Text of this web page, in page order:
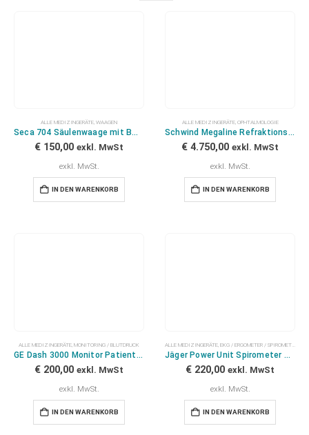
ALLE MEDIZINGERÄTE WAAGEN
Seca 704 Säulenwaage mit BMI-Rechner und Messstab
€ 150,00 exkl. MwSt
exkl. MwSt.
IN DEN WARENKORB
ALLE MEDIZINGERÄTE, OPHTALMOLOGIE
Schwind Megaline Refraktionseinheit Phoropter Möller Visutron Plus & Projektor
€ 4.750,00 exkl. MwSt
exkl. MwSt.
IN DEN WARENKORB
ALLE MEDIZINGERÄTE MONITORING / BLUTDRUCK
GE Dash 3000 Monitor Patientenmonitor
€ 200,00 exkl. MwSt
exkl. MwSt.
IN DEN WARENKORB
ALLE MEDIZINGERÄTE EKG / ERGOMETER / SPIROMETER
Jäger Power Unit Spirometer mit Carefusion Masterscope
€ 220,00 exkl. MwSt
exkl. MwSt.
IN DEN WARENKORB